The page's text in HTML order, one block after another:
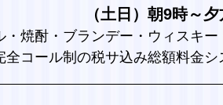
（土日）朝9時～
・焼酎・ブランデー・ウィスキ
全コール制の税サ込み総額料金シ